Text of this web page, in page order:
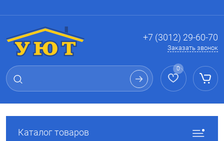
+7 (3012) 29-60-70
Заказать звонок
0
Каталог товаров